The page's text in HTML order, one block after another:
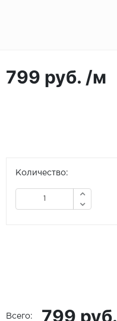
799 руб. /м
Количество:
Всего: 799 руб.